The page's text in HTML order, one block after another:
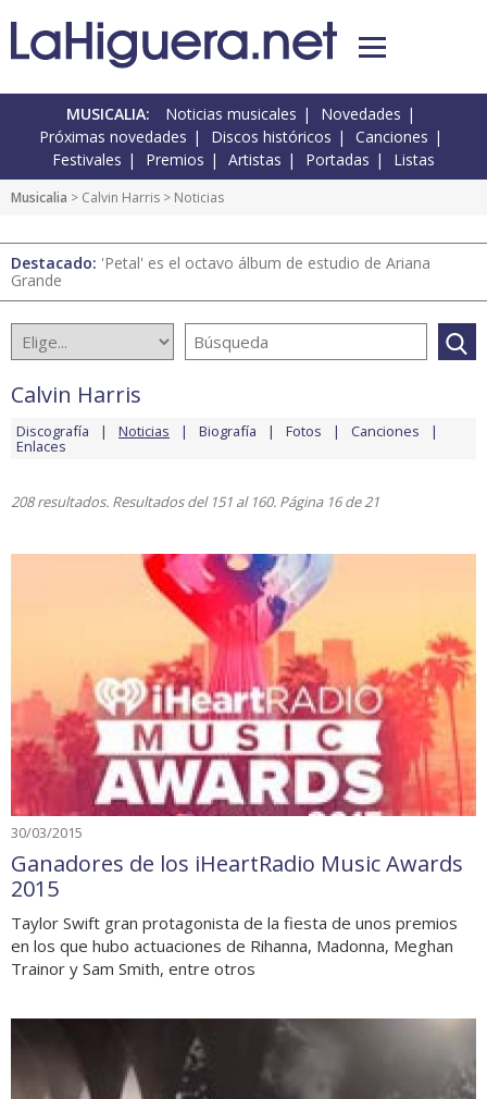
MUSICALIA: Noticias musicales
Novedades
Próximas novedades
Discos históricos
Canciones
Festivales
Premios Artistas Portadas Listas
Musicalia > Calvin Harris > Noticias
Destacado: 'Petal' es el octavo álbum de estudio de Ariana
Grande
Calvin Harris
Discografía Noticias Biografía Fotos Canciones
Enlaces
208 resultados. Resultados del 151 al 160. Página 16 de 21
30/03/2015
Ganadores de los iHeartRadio Music Awards
2015
Taylor Swift gran protagonista de la fiesta de unos premios
en los que hubo actuaciones de Rihanna, Madonna, Meghan
Trainor y Sam Smith, entre otros